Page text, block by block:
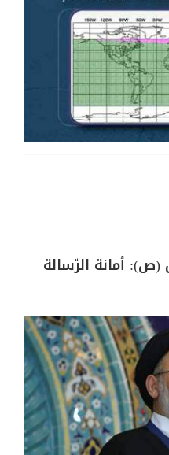
الأوّل من شهر ربيع الثاني 1447 ه، وذلك
وطبقاً للمبنى
السيّد
والَّذي يرى أنَّ
الهلال في أيّ
معها بجزء
الرؤية بالعين
والبشرى
وهو أرحم
أمانة الرّسالة